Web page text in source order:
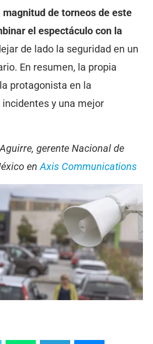
magnitud de torneos de este
el espectáculo con la
de lado la seguridad en un
En resumen, la propia
protagonista en la
y una mejor
gerente Nacional de
enAxis Communications